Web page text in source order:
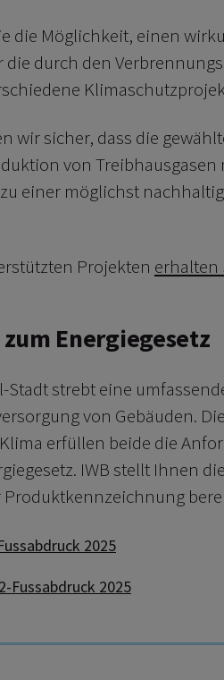
die Möglichkeit, einen
durch den
wir sicher, dass die
von
einer möglichst
Projekten erhalten
Energiegesetz
Stadt strebt eine
von Gebäuden.
erfüllen beide die
IWB stellt Ihnen
Fussabdruck 2025
2025
CO2-Fussabdruck 2025
Fussabdruck 2025